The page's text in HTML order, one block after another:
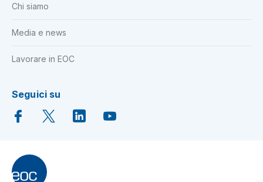
Chi siamo
Media e news
Lavorare in EOC
Seguici su